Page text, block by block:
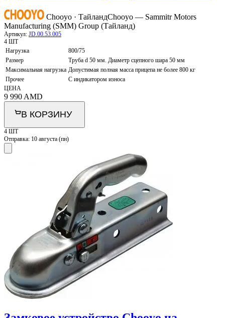
Chooyo · ТайландChooyo — Sammitr Motors
Manufacturing (SMM) Group (Тайланд)
Артикул: JD.00.53.005
4 ШТ
Нагрузка
800/75
Размер
Труба d 50 мм. Диаметр сцепного шара 50 мм
Максимальная нагрузка Допустимая полная масса прицепа не более 800 кг
Прочее
С индикатором износа
ЦЕНА
9 990 AMD
В КОРЗИНУ
4 ШТ
Отправка: 10 августа (пн)